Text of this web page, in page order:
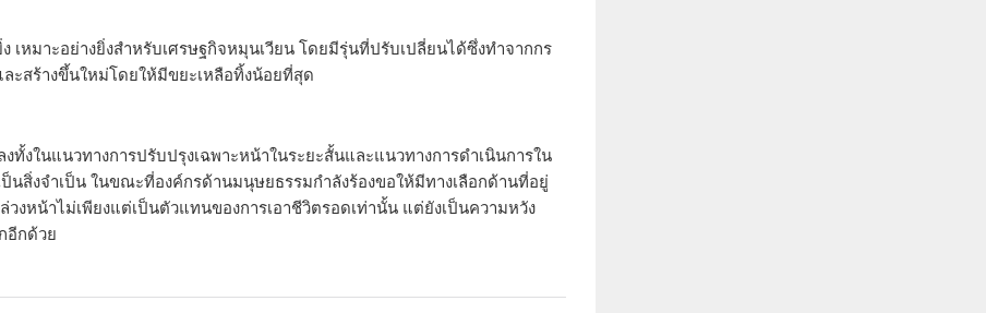
หมาะอย่างยิ่งสำหรับเศรษฐกิจหมุนเวียน โดยมีรุ่นที่ปรับเปลี่ยนได้ซึ่งทำจากกร
ะสร้างขึ้นใหม่โดยให้มีขยะเหลือทิ้งน้อยที่สุด
งในแนวทางการปรับปรุงเฉพาะหน้าในระยะสั้นและแนวทางการดำเนินการใน
นสิ่งจำเป็น ในขณะที่องค์กรด้านมนุษยธรรมกำลังร้องขอให้มีทางเลือกด้านที่อยู่
หน้าไม่เพียงแต่เป็นตัวแทนของการเอาชีวิตรอดเท่านั้น แต่ยังเป็นความหวัง
อีกด้วย